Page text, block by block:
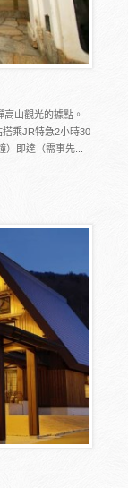
山觀光的據點。
乘JR特急2小時30
）即達（需事先...